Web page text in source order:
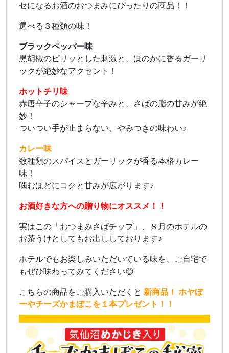
セになるお酒のおつまみにぴったりの商品！！
選べる３種類の味！
ブラックペッパー味
黒胡椒のピリッとした刺激と、ほのかに香るガーリ
ックが絶妙なアクセント！
ホットチリ味
赤唐辛子のシャープな辛みと、さばの脂の甘みが絶
妙！
ついつい手が止まらない、やみつきの味わい♪
カレー味
数種類のスパイスとガーリックが香る本格カレー
味！
噛むほどにコクと甘みが広がります♪
お酒好きな方への贈り物にオススメ！！​​​​​
実はこの「おつまみさばチップ」、８月のホテルの
お茶うけとしてもお出ししております♪
ホテルでもお楽しみいただいている味を、ご自宅で
もぜひ味わってみてください😊
こちらの商品をご購入いただくと 新商品！ ホヤぼ
ーやチーズかまぼこを１本プレゼント！！